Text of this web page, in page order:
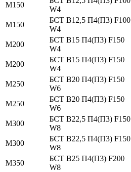
М150
W4
М150
БСТ В12,5 П4(П3) F100
W4
М200
БСТ В15 П4(П3) F150
W4
М200
БСТ В15 П4(П3) F150
W4
М250
БСТ В20 П4(П3) F150
W6
М250
БСТ В20 П4(П3) F150
W6
М300
БСТ В22,5 П4(П3) F150
W8
М300
БСТ В22,5 П4(П3) F150
W8
М350
БСТ В25 П4(П3) F200
W8